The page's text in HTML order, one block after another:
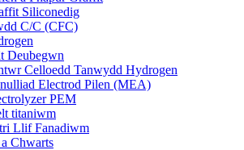
Siliconedig
C/C (CFC)
Deubegwn
Celloedd Tanwydd Hydrogen
Electrod Pilen (MEA)
PEM
titaniwm
Llif Fanadiwm
Chwarts